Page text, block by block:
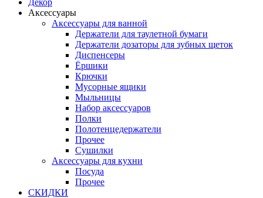
Декор
Аксессуары
Аксессуары для ванной
Держатели для таулетной бумаги
Держатели дозаторы для зубных щеток
Диспенсеры
Ёршики
Крючки
Мусорные ящики
Мыльницы
Набор аксессуаров
Полки
Полотенцедержатели
Прочее
Сушилки
Аксессуары для кухни
Посуда
Прочее
СКИДКИ